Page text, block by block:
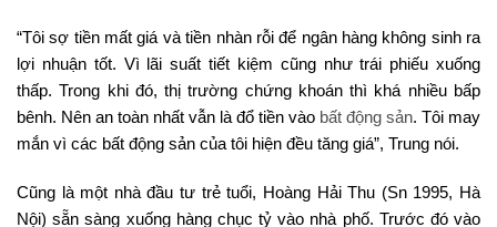
“Tôi sợ tiền mất giá và tiền nhàn rỗi để ngân hàng không sinh ra
lợi nhuận tốt. Vì lãi suất tiết kiệm cũng như trái phiếu xuống
thấp. Trong khi đó, thị trường chứng khoán thì khá nhiều bấp
bênh. Nên an toàn nhất vẫn là đổ tiền vào bất động sản. Tôi may
mắn vì các bất động sản của tôi hiện đều tăng giá”, Trung nói.
Cũng là một nhà đầu tư trẻ tuổi, Hoàng Hải Thu (Sn 1995, Hà
Nội) sẵn sàng xuống hàng chục tỷ vào nhà phố. Trước đó vào